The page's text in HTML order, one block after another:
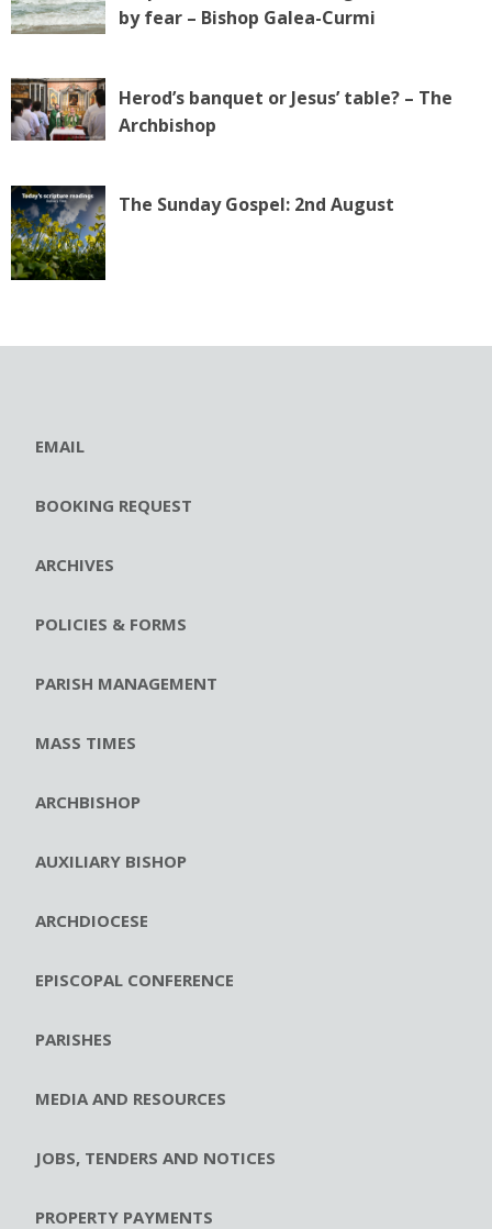
by fear – Bishop Galea-Curmi
Herod’s banquet or Jesus’ table? – The
Archbishop
The Sunday Gospel: 2nd August
EMAIL
BOOKING REQUEST
ARCHIVES
POLICIES & FORMS
PARISH MANAGEMENT
MASS TIMES
ARCHBISHOP
AUXILIARY BISHOP
ARCHDIOCESE
EPISCOPAL CONFERENCE
PARISHES
MEDIA AND RESOURCES
JOBS, TENDERS AND NOTICES
PROPERTY PAYMENTS